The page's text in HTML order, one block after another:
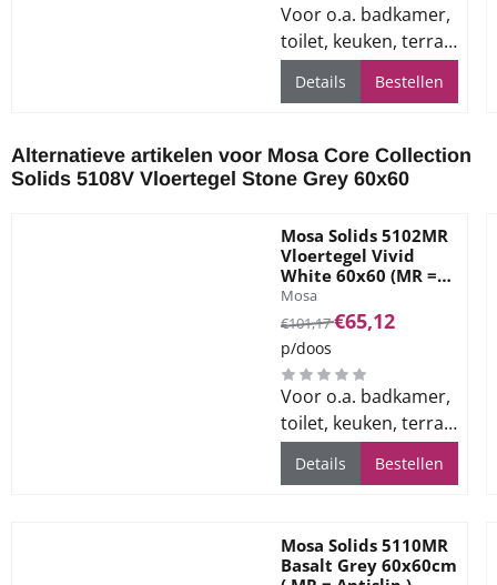
Voor o.a. badkamer,
toilet, keuken, terras
en bedrijfsvloeren
Details Bestellen
Alternatieve artikelen voor Mosa Core Collection
Solids 5108V Vloertegel Stone Grey 60x60
Mosa Solids 5102MR
Vloertegel Vivid
White 60x60 (MR =
Antislip)
Merk:
Mosa
Van 101,17 voor 65,12
€101,17€65,12
p/doos
Voor o.a. badkamer,
toilet, keuken, terras
en bedrijfsvloeren
Details Bestellen
Mosa Solids 5110MR
Basalt Grey 60x60cm